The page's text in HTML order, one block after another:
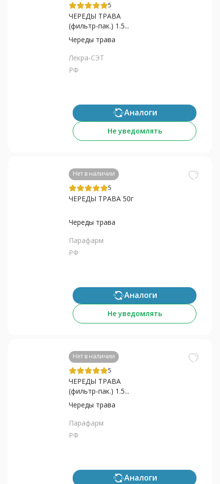
5
ЧЕРЕДЫ ТРАВА
(фильтр-пак.) 1.5...
Череды трава
Лекра-СЭТ
РФ
Аналоги
Не уведомлять
Нет в наличии
5
ЧЕРЕДЫ ТРАВА 50г
Череды трава
Парафарм
РФ
Аналоги
Не уведомлять
Нет в наличии
5
ЧЕРЕДЫ ТРАВА
(фильтр-пак.) 1.5...
Череды трава
Парафарм
РФ
Аналоги